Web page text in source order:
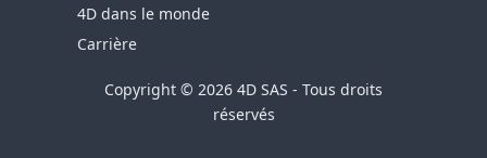
4D dans le monde
Carrière
Copyright © 2026 4D SAS - Tous droits
réservés